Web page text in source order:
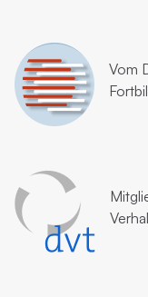
Vom